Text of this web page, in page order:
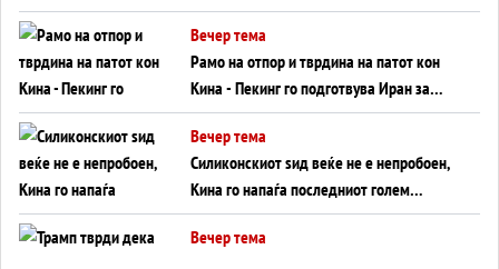
во Суец најавува глобален енергетски
инфаркт?
Вечер тема
Рамо на отпор и тврдина на патот кон
Кина - Пекинг го подготвува Иран за
американска копнена инвазија
Вечер тема
Силиконскиот ѕид веќе не е непробоен,
Кина го напаѓа последниот голем
монопол на Западот?
Вечер тема